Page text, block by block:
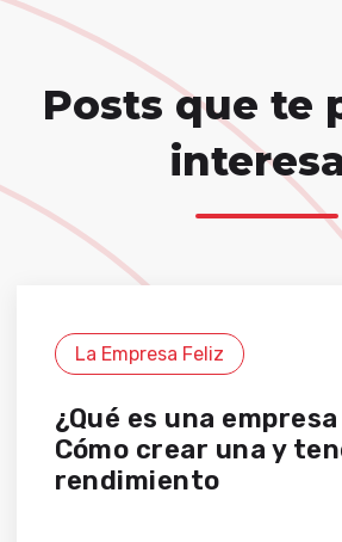
Posts que te
La Empresa Feliz
¿Qué es una
Cómo crear una y
rendimiento